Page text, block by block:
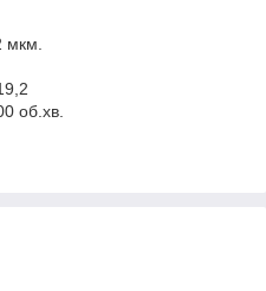
мкм.
об.хв.